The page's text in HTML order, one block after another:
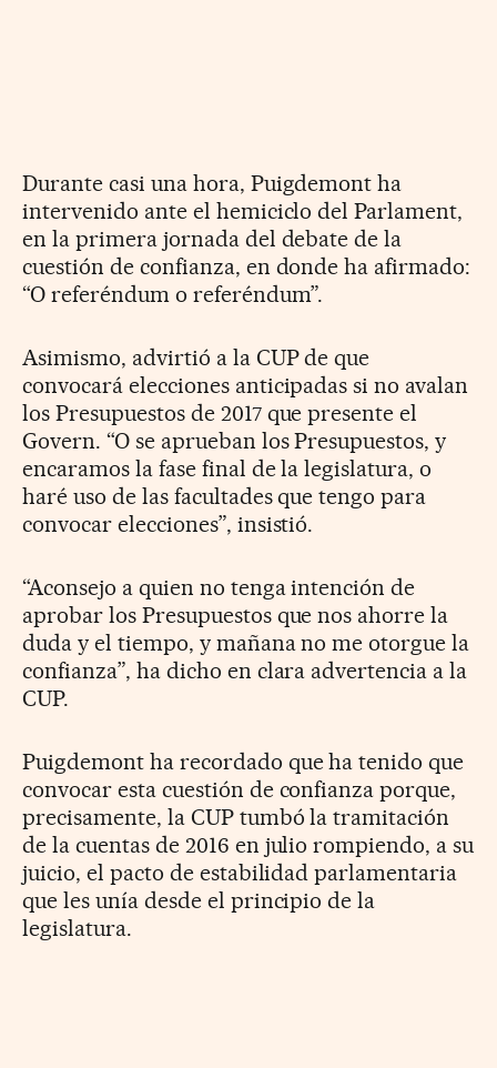
Durante casi una hora, Puigdemont ha
intervenido ante el hemiciclo del Parlament,
en la primera jornada del debate de la
cuestión de confianza, en donde ha afirmado:
“O referéndum o referéndum”.
Asimismo, advirtió a la CUP de que
convocará elecciones anticipadas si no avalan
los Presupuestos de 2017 que presente el
Govern. “O se aprueban los Presupuestos, y
encaramos la fase final de la legislatura, o
haré uso de las facultades que tengo para
convocar elecciones”, insistió.
“Aconsejo a quien no tenga intención de
aprobar los Presupuestos que nos ahorre la
duda y el tiempo, y mañana no me otorgue la
confianza”, ha dicho en clara advertencia a la
CUP.
Puigdemont ha recordado que ha tenido que
convocar esta cuestión de confianza porque,
precisamente, la CUP tumbó la tramitación
de la cuentas de 2016 en julio rompiendo, a su
juicio, el pacto de estabilidad parlamentaria
que les unía desde el principio de la
legislatura.